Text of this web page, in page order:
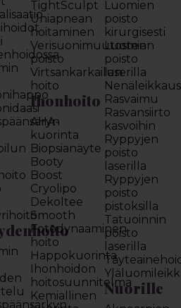
TightSculpt
Uniapnean
hoitaminen
Verisuonimuutosten
poisto
Virtsankarkailun
hoito
Ihonhoito
AHA-
kuorinta
Biopsianäyte
Booty
Boost
Cryolipo
Dekoltee
Smooth
Fotodynaaminen
hoito
Happokuorinta
Ihonhoidon
hoitosuunnitelma
Kemiallinen
Luomien
poisto
kirurgisesti
Luomien
poisto
laserilla
Nenäleikkaus
Rasvaimu
Rasvansiirto
kasvoihin
Ryppyjen
poisto
laserilla
Ryppyjen
poisto
pistoksilla
Tatuoinnin
poisto
laserilla
Nuorille